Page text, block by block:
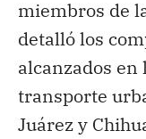
miembros de
detalló los
alcanzados
transporte
Juárez y